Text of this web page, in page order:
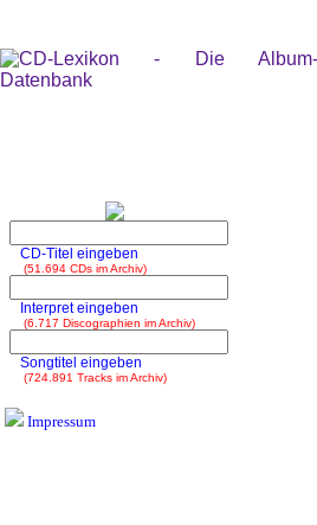
CD-Titel eingeben
(51.694 CDs im Archiv)
Interpret eingeben
(6.717 Discographien im Archiv)
Songtitel eingeben
(724.891 Tracks im Archiv)
Impressum